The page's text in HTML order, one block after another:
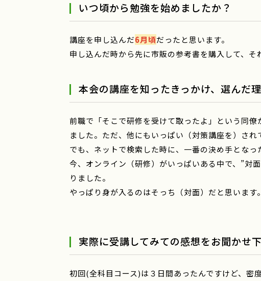
いつ頃から勉強を始めましたか？
講座を申し込んだ6月頃だったと思います。
申し込んだ時から先に市販の参考書を購入して、そ
本会の講座を知ったきっかけ、選んだ
前職で「そこで研修を受けて取ったよ」という同
ました。ただ、他にもいっぱい（対策講座を）さ
でも、ネットで検索した時に、一番の決め手となっ
今、オンライン（研修）がいっぱいある中で、”対
りました。
やっぱり身が入るのはそっち（対面）だと思いま
実際に受講してみての感想をお聞かせ下
初回(全科目コース)は３日間あったんですけど、密